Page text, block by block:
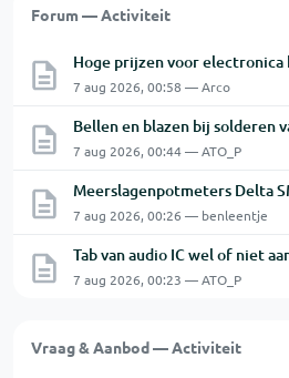
Forum — Activiteit
Hoge prijzen voor electronica
7 aug 2026, 00:58 — Arco
Bellen en blazen bij solderen
7 aug 2026, 00:44 — ATO_P
Meerslagenpotmeters Delta
7 aug 2026, 00:26 — benleentje
Tab van audio IC wel of niet
7 aug 2026, 00:23 — ATO_P
Vraag & Aanbod — Activiteit